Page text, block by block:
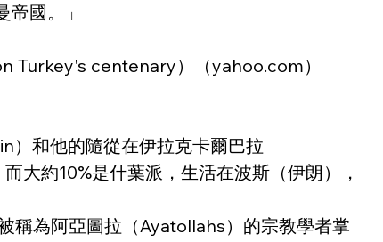
帝國。」
Turkey's centenary）（yahoo.com）
）和他的隨從在伊拉克卡爾巴拉
大約10%是什葉派，生活在波斯（伊朗），
稱為阿亞圖拉（Ayatollahs）的宗教學者掌